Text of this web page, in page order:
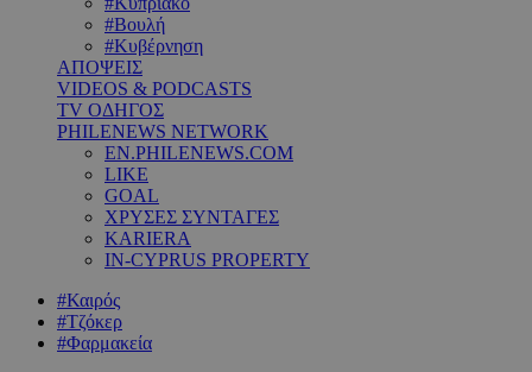
#Βουλή
#Κυβέρνηση
ΑΠΟΨΕΙΣ
VIDEOS & PODCASTS
TV ΟΔΗΓΟΣ
PHILENEWS NETWORK
EN.PHILENEWS.COM
LIKE
GOAL
ΧΡΥΣΕΣ ΣΥΝΤΑΓΕΣ
KARIERA
IN-CYPRUS PROPERTY
#Καιρός
#Τζόκερ
#Φαρμακεία